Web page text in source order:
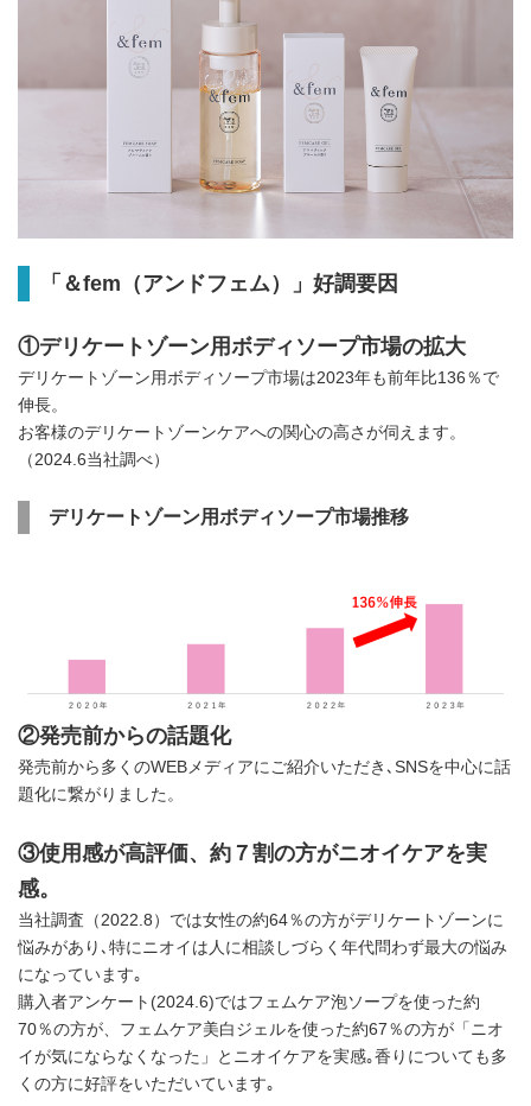
「＆fem（アンドフェム）」好調要因
①デリケートゾーン用ボディソープ市場の拡大
デリケートゾーン用ボディソープ市場は2023年も前年比136％で
伸長。
お客様のデリケートゾーンケアへの関心の高さが伺えます。
（2024.6当社調べ）
デリケートゾーン用ボディソープ市場推移
②発売前からの話題化
発売前から多くのWEBメディアにご紹介いただき､SNSを中心に話
題化に繋がりました。
③使用感が高評価、約７割の方がニオイケアを実
感。
当社調査（2022.8）では女性の約64％の方がデリケートゾーンに
悩みがあり､特にニオイは人に相談しづらく年代問わず最大の悩み
になっています｡
購入者アンケート(2024.6)ではフェムケア泡ソープを使った約
70％の方が、フェムケア美白ジェルを使った約67％の方が「ニオ
イが気にならなくなった」とニオイケアを実感｡香りについても多
くの方に好評をいただいています｡